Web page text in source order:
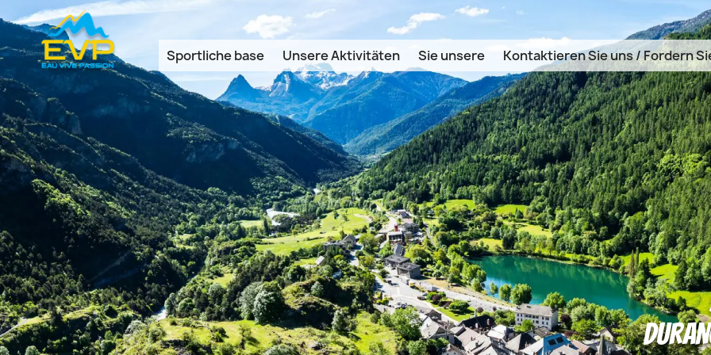
Sportliche base Unsere Aktivitäten Sie unsere Kontaktieren Sie uns / Fordern
Cookie-Einstellungen